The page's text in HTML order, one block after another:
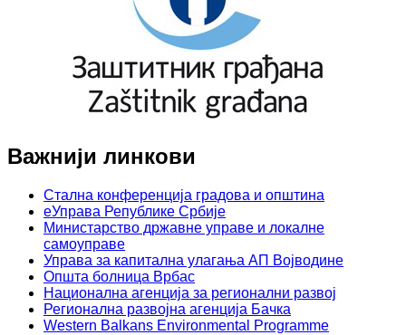
Важнији линкови
Стална конференција градова и општина
еУправа Републике Србије
Министарство државне управе и локалне
самоуправе
Управа за капитална улагања АП Војводине
Општа болница Врбас
Национална агенција за регионални развој
Регионална развојна агенција Бачка
Western Balkans Environmental Programme